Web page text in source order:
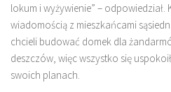
lokum i wyżywienie” – odpowiedział.
wiadomością z mieszkańcami
chcieli budować domek dla
deszczów, więc wszystko się
swoich planach.